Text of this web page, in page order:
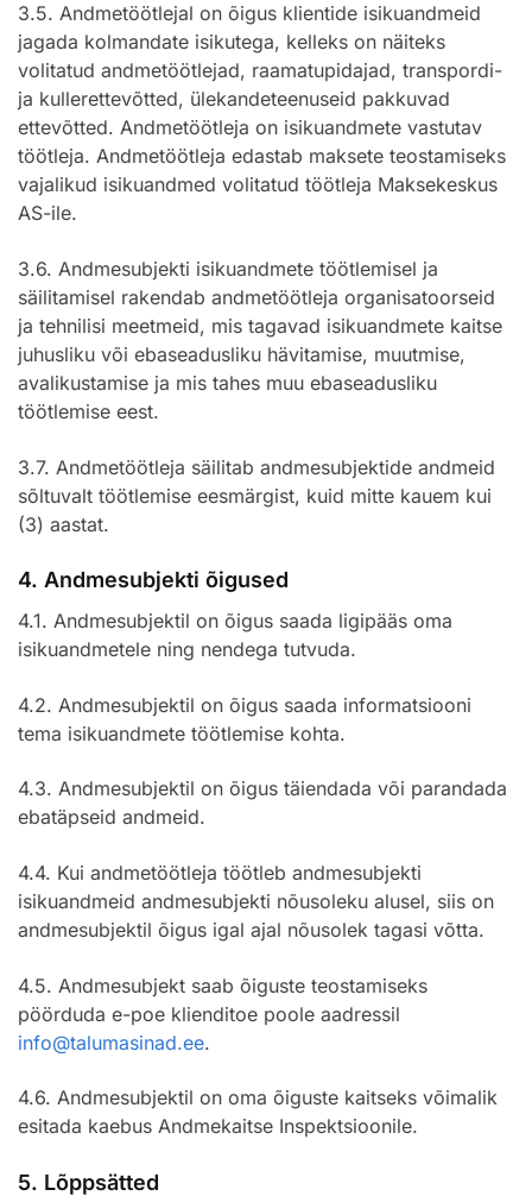
3.5. Andmetöötlejal on õigus klientide isikuandmeid
jagada kolmandate isikutega, kelleks on näiteks
volitatud andmetöötlejad, raamatupidajad, transpordi-
ja kullerettevõtted, ülekandeteenuseid pakkuvad
ettevõtted. Andmetöötleja on isikuandmete vastutav
töötleja. Andmetöötleja edastab maksete teostamiseks
vajalikud isikuandmed volitatud töötleja Maksekeskus
AS-ile.
3.6. Andmesubjekti isikuandmete töötlemisel ja
säilitamisel rakendab andmetöötleja organisatoorseid
ja tehnilisi meetmeid, mis tagavad isikuandmete kaitse
juhusliku või ebaseadusliku hävitamise, muutmise,
avalikustamise ja mis tahes muu ebaseadusliku
töötlemise eest.
3.7. Andmetöötleja säilitab andmesubjektide andmeid
sõltuvalt töötlemise eesmärgist, kuid mitte kauem kui
(3) aastat.
4. Andmesubjekti õigused
4.1. Andmesubjektil on õigus saada ligipääs oma
isikuandmetele ning nendega tutvuda.
4.2. Andmesubjektil on õigus saada informatsiooni
tema isikuandmete töötlemise kohta.
4.3. Andmesubjektil on õigus täiendada või parandada
ebatäpseid andmeid.
4.4. Kui andmetöötleja töötleb andmesubjekti
isikuandmeid andmesubjekti nõusoleku alusel, siis on
andmesubjektil õigus igal ajal nõusolek tagasi võtta.
4.5. Andmesubjekt saab õiguste teostamiseks
pöörduda e-poe klienditoe poole aadressil
info@talumasinad.ee.
4.6. Andmesubjektil on oma õiguste kaitseks võimalik
esitada kaebus Andmekaitse Inspektsioonile.
5. Lõppsätted